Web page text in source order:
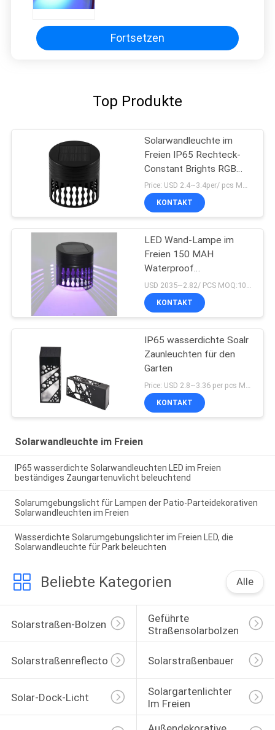
Fortsetzen
Top Produkte
Solarwandleuchte im
Freien IP65 Rechteck-
Constant Brights RGB
imprägniern
Price: USD 2.4~3.4per/ pcs MOQ:10
KONTAKT
LED Wand-Lampe im
Freien 150 MAH
Waterproof
Monocrystalline 0.18W
USD 2035~2.82/ PCS MOQ:10pcs
KONTAKT
IP65 wasserdichte Soalr
Zaunleuchten für den
Garten
KONTAKT
Solarwandleuchte im Freien
IP65 wasserdichte Solarwandleuchten LED im Freien
beständiges Zaungartenuvlicht beleuchtend
Solarumgebungslicht für Lampen der Patio-Parteidekorativen
Solarwandleuchten im Freien
Wasserdichte Solarumgebungslichter im Freien LED, die
Solarwandleuchte für Park beleuchten
Beliebte Kategorien Alle
Solarstraßen-Bolzen
Geführte
Straßensolarbolzen
Solarstraßenreflectoren Solarstraßenbauer
Solar-Dock-Licht
Solargartenlichter
Im Freien